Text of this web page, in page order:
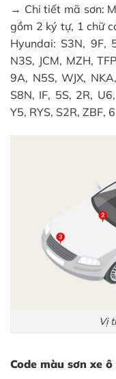
→ Chi tiết mã sơn:
gồm 2 ký tự, 1 chữ
Hyundai: S3N, 9F,
N3S, JCM, MZH,
9A, N5S, WJX,
S8N, IF, 5S, 2R,
Y5, RYS, S2R, ZBF,
Vị
Code màu sơn xe